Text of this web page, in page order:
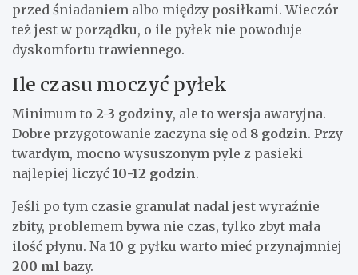
przed śniadaniem albo między posiłkami. Wieczór
też jest w porządku, o ile pyłek nie powoduje
dyskomfortu trawiennego.
Ile czasu moczyć pyłek
Minimum to 2-3 godziny, ale to wersja awaryjna.
Dobre przygotowanie zaczyna się od 8 godzin. Przy
twardym, mocno wysuszonym pyle z pasieki
najlepiej liczyć 10-12 godzin.
Jeśli po tym czasie granulat nadal jest wyraźnie
zbity, problemem bywa nie czas, tylko zbyt mała
ilość płynu. Na 10 g pyłku warto mieć przynajmniej
200 ml bazy.